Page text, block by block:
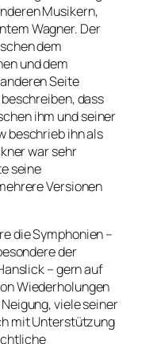
Musikern,
Wagner. Der
dem
und dem
Seite
dass
ihm und seiner
beschrieb ihn als
war sehr
seine
Versionen
die Symphonien –
der
– gern auf
Wiederholungen
viele seiner
mit Unterstützung